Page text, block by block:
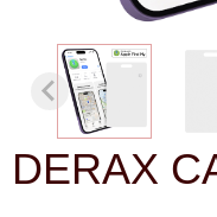
DERAX